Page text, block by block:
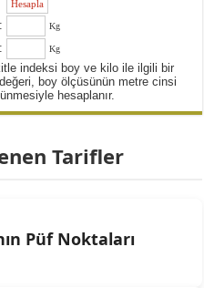
: Kg
: Kg
indeksi boy ve kilo ile ilgili bir
boy ölçüsünün metre cinsi
hesaplanır.
Tarifler
Püf Noktaları